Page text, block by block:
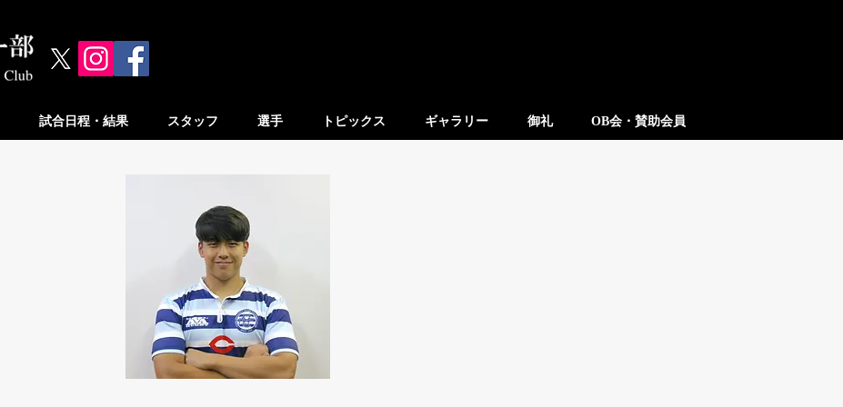
試合日程・結果 スタッフ 選手 トピックス ギャラリー 御礼 OB会・賛助会員